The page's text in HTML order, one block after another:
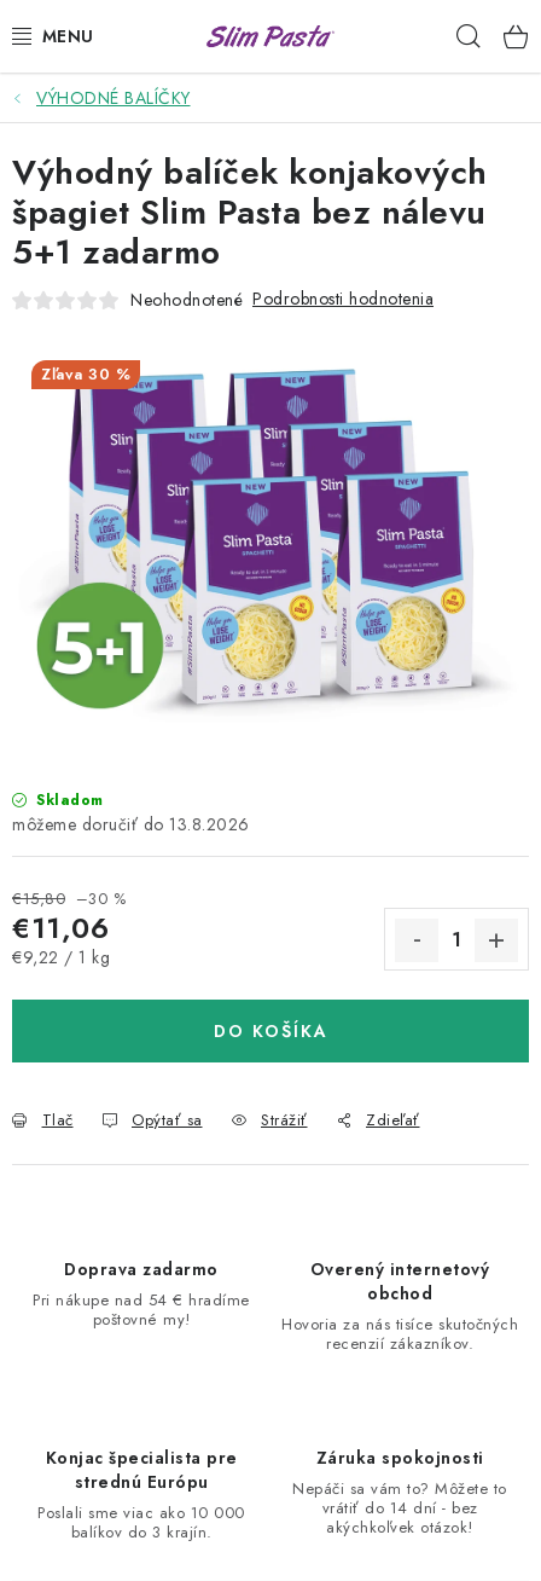
na
PRÍLOHY
HOTOVÉ JEDLÁ
DRESINGY
VÝHODNÉ BALÍČKY
USUI
DIÉTNE PLÁNY
RECEPTY
MAGAZÍN
KONTAKTY
USUI
SLIM PASTA
Čo je Slim Pasta Naši ambasádori Vernostný program
VÝHODNÉ BALÍČKY
Skladom
13.8.2026
€15,80 –30 %
€11,06
Jednotková cena:
€9,22 / 1 kg
DO KOŠÍKA
Tlač Opýtať sa Strážiť Zdieľať
Výhodný balíček konjakových
špagiet Slim Pasta bez nálevu
5+1 zadarmo
Neohodnotené Podrobnosti hodnotenia
30 %
Doprava zadarmo
Pri nákupe nad 54 € hradíme
poštovné my!
Overený internetový
obchod
Hovoria za nás tisíce skutočných
recenzií zákazníkov.
Konjac špecialista pre
strednú Európu
Poslali sme viac ako 10 000
balíkov do 3 krajín.
Záruka spokojnosti
Nepáči sa vám to? Môžete to
vrátiť do 14 dní - bez
akýchkoľvek otázok!